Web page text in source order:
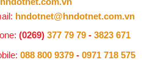
hndotnet@hndotnet.com.vn
(0269)377 79 79 -3823 671
088 800 9379 -0971 718 575